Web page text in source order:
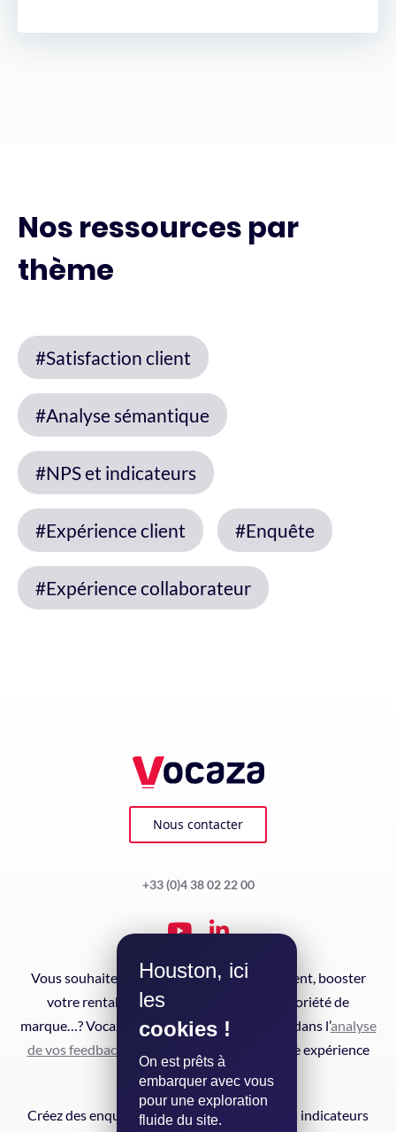
Nos ressources par
thème
#Satisfaction client
#Analyse sémantique
#NPS et indicateurs
#Expérience client #Enquête
#Expérience collaborateur
Nous contacter
+33 (0)4 38 02 22 00
Vous souhaitez augmenter la fidélisation client, booster
votre rentabilité ou développer votre notoriété de
marque…? Vocaza vous accompagne de A à Z dans l’analyse
de vos feedbacks clients
pour améliorer votre expérience
client en continu.
Créez des enquêtes automatisées, suivez vos indicateurs
Houston, ici
les
cookies !
On est prêts à
embarquer avec vous
pour une exploration
fluide du site.